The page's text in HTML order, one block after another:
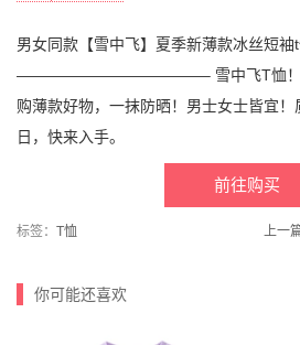
男女同款【雪中飞】夏季新薄款冰丝短
————————————– 雪中飞T恤！清
购薄款好物，一抹防晒！男士女士皆宜！
日，快来入手。
前往购买
标签： T恤 上一
你可能还喜欢